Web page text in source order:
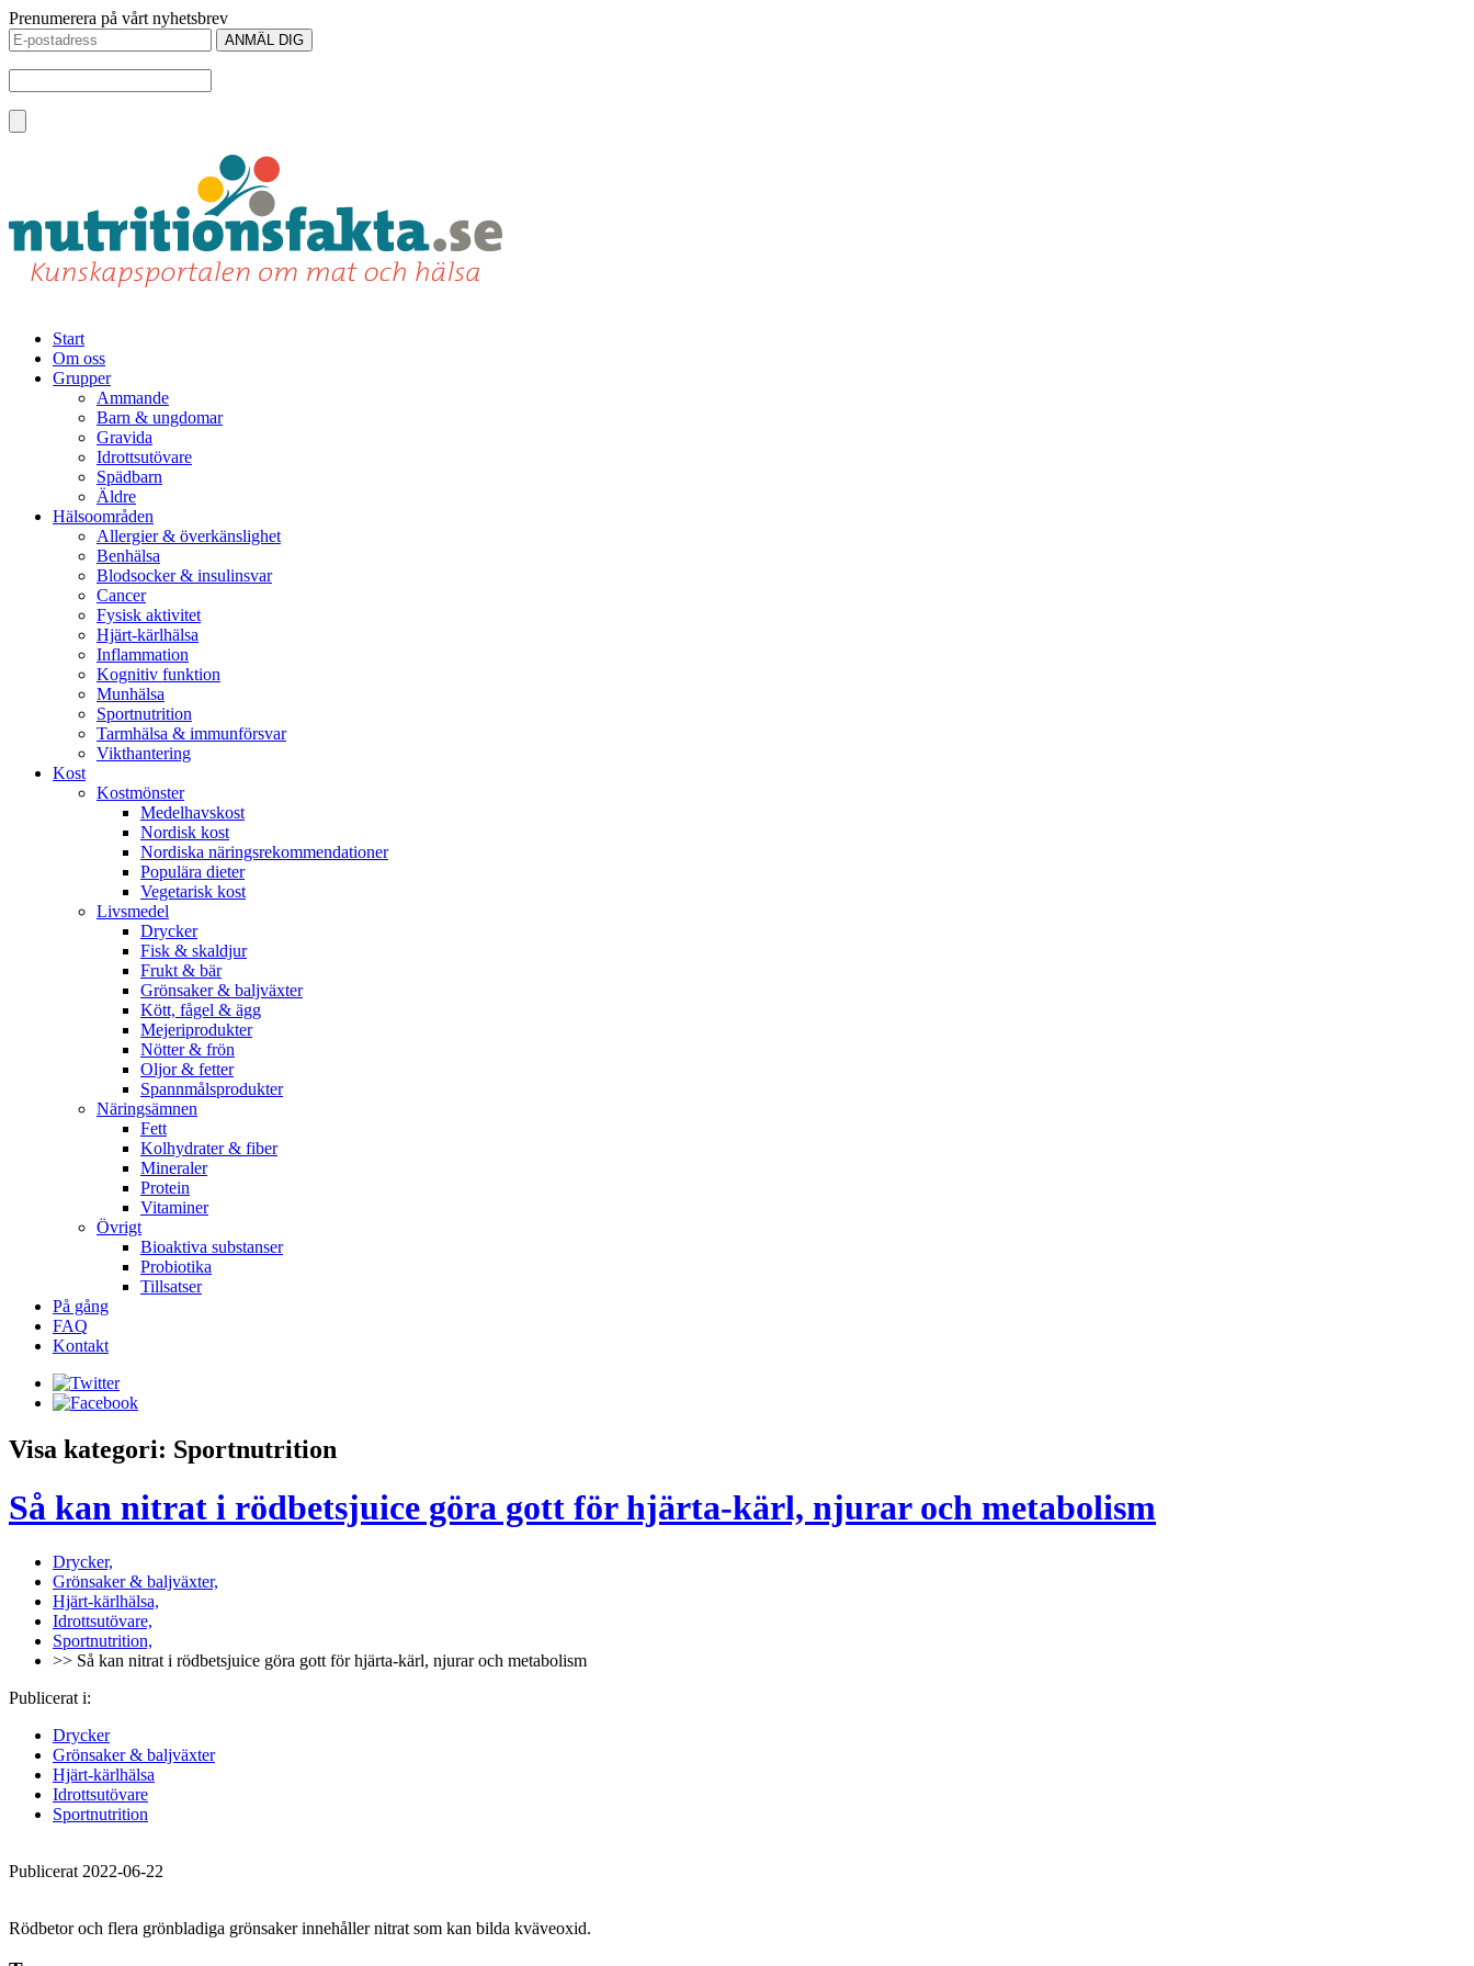
Prenumerera på vårt nyhetsbrev
Start
Om oss
Grupper
Ammande
Barn & ungdomar
Gravida
Idrottsutövare
Spädbarn
Äldre
Hälsoområden
Allergier & överkänslighet
Benhälsa
Blodsocker & insulinsvar
Cancer
Fysisk aktivitet
Hjärt-kärlhälsa
Inflammation
Kognitiv funktion
Munhälsa
Sportnutrition
Tarmhälsa & immunförsvar
Vikthantering
Kost
Kostmönster
Medelhavskost
Nordisk kost
Nordiska näringsrekommendationer
Populära dieter
Vegetarisk kost
Livsmedel
Drycker
Fisk & skaldjur
Frukt & bär
Grönsaker & baljväxter
Kött, fågel & ägg
Mejeriprodukter
Nötter & frön
Oljor & fetter
Spannmålsprodukter
Näringsämnen
Fett
Kolhydrater & fiber
Mineraler
Protein
Vitaminer
Övrigt
Bioaktiva substanser
Probiotika
Tillsatser
På gång
FAQ
Kontakt
Visa kategori: Sportnutrition
Så kan nitrat i rödbetsjuice göra gott för hjärta-kärl, njurar och metabolism
Drycker,
Grönsaker & baljväxter,
Hjärt-kärlhälsa,
Idrottsutövare,
Sportnutrition,
>> Så kan nitrat i rödbetsjuice göra gott för hjärta-kärl, njurar och metabolism
Publicerat i:
Drycker
Grönsaker & baljväxter
Hjärt-kärlhälsa
Idrottsutövare
Sportnutrition
Publicerat 2022-06-22
Rödbetor och flera grönbladiga grönsaker innehåller nitrat som kan bilda kväveoxid.